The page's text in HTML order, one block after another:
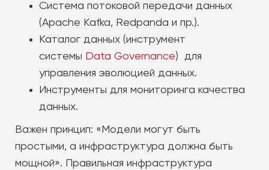
Система потоковой передачи данных
(Apache Kafka, Redpanda и пр.).
Каталог данных (инструмент
системы Data Governance) для
управления эволюцией данных.
Инструменты для мониторинга качества
данных.
Важен принцип: «Модели могут быть
простыми, а инфраструктура должна быть
мощной». Правильная инфраструктура